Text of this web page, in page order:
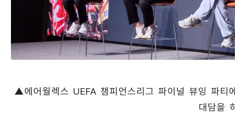
▲에어월렉스 UEFA 챔피언스리그 파이널 뷰잉 파
대담을